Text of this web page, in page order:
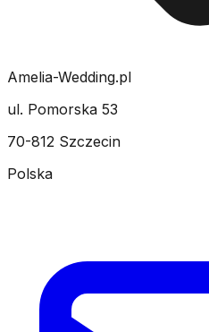
Amelia-Wedding.pl
ul. Pomorska 53
70-812 Szczecin
Polska